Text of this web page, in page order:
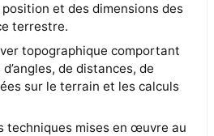
et des dimensions des
terrestre.
topographique comportant
de distances, de
sur le terrain et les calculs
techniques mises en œuvre au